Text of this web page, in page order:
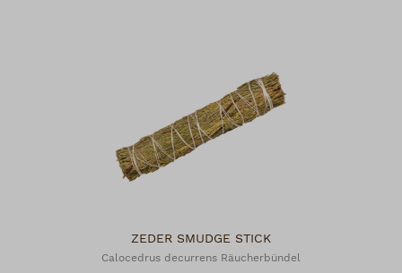
ZEDER SMUDGE STICK
Calocedrus decurrens Räucherbündel